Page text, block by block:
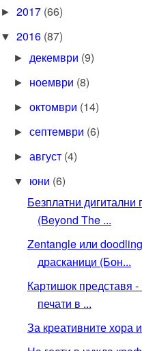
► 2017 (66)
▼ 2016 (87)
► декември (9)
► ноември (8)
►октомври (14)
►септември (6)
►август (4)
▼ юни (6)
Безплатни дигитални
(Beyond The ...
Zentangle или
драсканици (Бон...
Картишок представя
печати в ...
За креативните хора